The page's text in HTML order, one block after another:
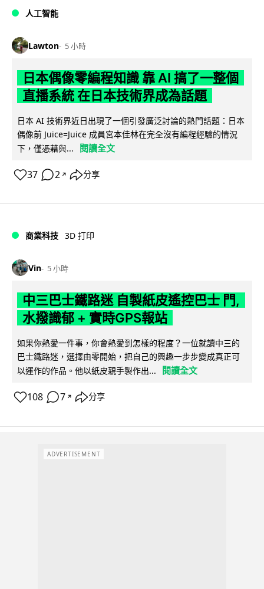
人工智能
Lawton 5 小時
日本偶像零編程知識 靠 AI 搞了一整個
直播系統 在日本技術界成為話題
日本 AI 技術界近日出現了一個引發廣泛討論的熱門話題：日本
偶像前 Juice=Juice 成員宮本佳林在完全沒有編程經驗的情況
下，僅憑藉與...
閱讀全文
37 2 ↗ 分享
商業科技 3D 打印
Vin 5 小時
中三巴士鐵路迷 自製紙皮遙控巴士 門,
水撥識郁 + 實時GPS報站
如果你熱愛一件事，你會熱愛到怎樣的程度？一位就讀中三的
巴士鐵路迷，選擇由零開始，把自己的興趣一步步變成真正可
以運作的作品。他以紙皮親手製作出...
閱讀全文
108 7 ↗ 分享
ADVERTISEMENT